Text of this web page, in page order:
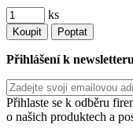
ks
Koupit Poptat
Přihlášení k newsletteru
Přihlaste se k odběru
o našich produktech a